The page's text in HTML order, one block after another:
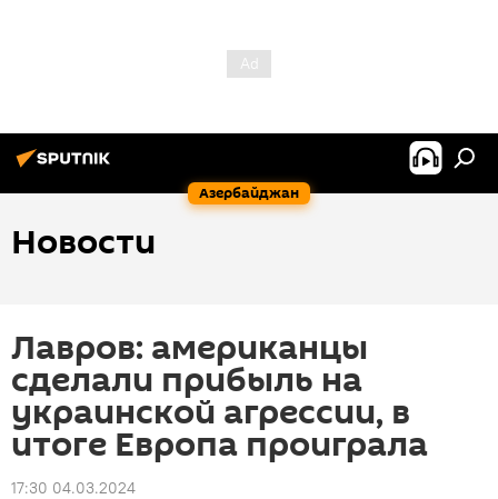
Азербайджан
Новости
Лавров: американцы
сделали прибыль на
украинской агрессии, в
итоге Европа проиграла
17:30 04.03.2024